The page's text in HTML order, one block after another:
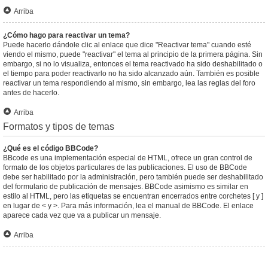
Arriba
¿Cómo hago para reactivar un tema?
Puede hacerlo dándole clic al enlace que dice "Reactivar tema" cuando esté
viendo el mismo, puede "reactivar" el tema al principio de la primera página. Sin
embargo, si no lo visualiza, entonces el tema reactivado ha sido deshabilitado o
el tiempo para poder reactivarlo no ha sido alcanzado aún. También es posible
reactivar un tema respondiendo al mismo, sin embargo, lea las reglas del foro
antes de hacerlo.
Arriba
Formatos y tipos de temas
¿Qué es el código BBCode?
BBcode es una implementación especial de HTML, ofrece un gran control de
formato de los objetos particulares de las publicaciones. El uso de BBCode
debe ser habilitado por la administración, pero también puede ser deshabilitado
del formulario de publicación de mensajes. BBCode asimismo es similar en
estilo al HTML, pero las etiquetas se encuentran encerrados entre corchetes [ y ]
en lugar de < y >. Para más información, lea el manual de BBCode. El enlace
aparece cada vez que va a publicar un mensaje.
Arriba